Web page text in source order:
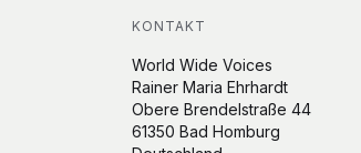
KONTAKT
World Wide Voices
Rainer Maria Ehrhardt
Obere Brendelstraße 44
61350 Bad Homburg